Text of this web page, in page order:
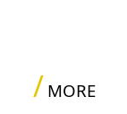
/ MORE